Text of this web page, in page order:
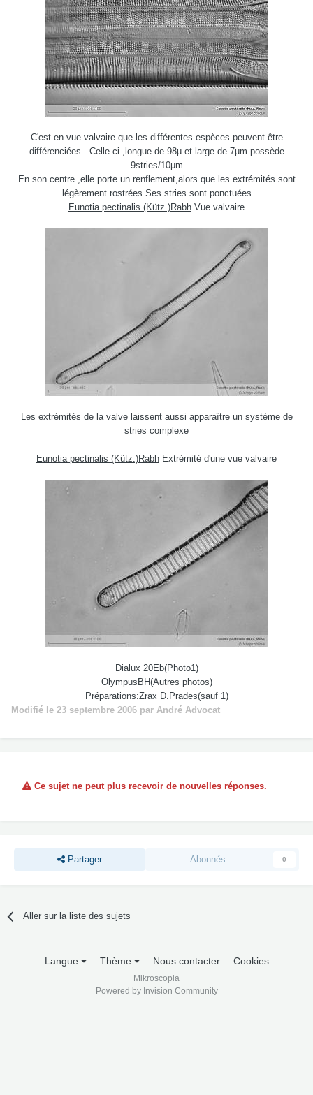
C'est en vue valvaire que les différentes espèces peuvent être
différenciées...Celle ci ,longue de 98µ et large de 7µm possède
9stries/10µm
En son centre ,elle porte un renflement,alors que les extrémités sont
légèrement rostrées.Ses stries sont ponctuées
Eunotia pectinalis (Kütz.)Rabh Vue valvaire
Les extrémités de la valve laissent aussi apparaître un système de
stries complexe
Eunotia pectinalis (Kütz.)Rabh Extrémité d'une vue valvaire
Dialux 20Eb(Photo1)
OlympusBH(Autres photos)
Préparations:Zrax D.Prades(sauf 1)
Modifié le 23 septembre 2006 par André Advocat
Ce sujet ne peut plus recevoir de nouvelles réponses.
Partager Abonnés 0
Aller sur la liste des sujets
Langue Thème Nous contacter Cookies
Mikroscopia
Powered by Invision Community